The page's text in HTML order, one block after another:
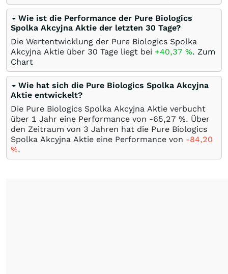
Wie ist die Performance der Pure Biologics
Spolka Akcyjna Aktie der letzten 30 Tage?
Die Wertentwicklung der Pure Biologics Spolka
Akcyjna Aktie über 30 Tage liegt bei +40,37 %. Zum
Chart
Wie hat sich die Pure Biologics Spolka Akcyjna
Aktie entwickelt?
Die Pure Biologics Spolka Akcyjna Aktie verbucht
über 1 Jahr eine Performance von -65,27 %. Über
den Zeitraum von 3 Jahren hat die Pure Biologics
Spolka Akcyjna Aktie eine Performance von -84,20
%.